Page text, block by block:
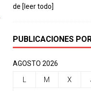
de [leer todo]
PUBLICACIONES
AGOSTO 2026
L M X